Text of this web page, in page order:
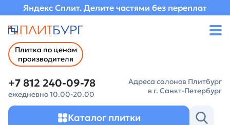
Яндекс Сплит. Делите частями без переплат
Плитка по ценам
производителя
+7 812 240-09-78
ежедневно 10.00-20.00
Адреса салонов Плитбург
в г. Санкт-Петербург
Каталог плитки